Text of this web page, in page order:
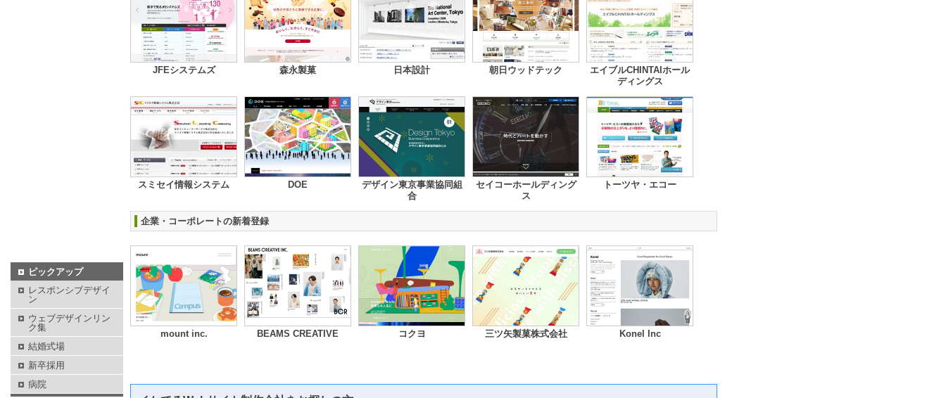
JFEシステムズ 森永製菓 日本設計 朝日ウッドテック
エイブルCHINTAIホール
ディングス
スミセイ情報システム DOE
デザイン東京事業協同組
合
セイコーホールディング
ス
トーツヤ・エコー
企業・コーポレートの新着登録
mount inc. BEAMS CREATIVE コクヨ 三ツ矢製菓株式会社 Konel Inc
ピックアップ
レスポンシブデザイ
ン
ウェブデザインリン
ク集
結婚式場
新卒採用
病院